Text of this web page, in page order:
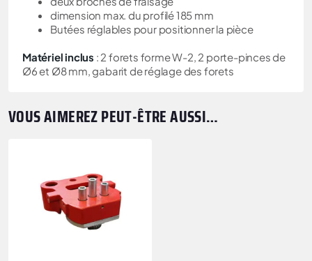
dimension max. du profilé 185 mm
Butées réglables pour positionner la pièce
Matériel inclus : 2 forets forme W-2, 2 porte-pinces de
Ø6 et Ø8 mm, gabarit de réglage des forets
VOUS AIMEREZ PEUT-ÊTRE AUSSI…